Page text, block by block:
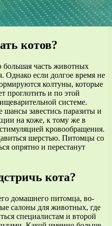
котов?
большая часть животных
Однако если долгое время не
колтуны, которые
проглотить и по этой
системе.
завестись паразиты и
на коже, к тому же в
кровообращения.
шерстью. Питомцы со
опрятно и перестанут
кота?
домашнего питомца, во-
салоны для животных, где
специалистам и второй